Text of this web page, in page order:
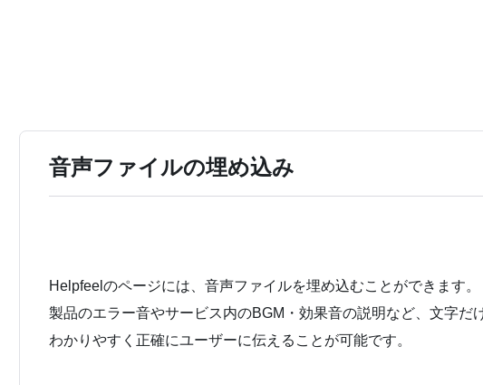
音声ファイルの埋め込み
Helpfeelのページには、音声ファイルを埋め込むことができます。
製品のエラー音やサービス内のBGM・効果音の説明など、文字だ
わかりやすく正確にユーザーに伝えることが可能です。